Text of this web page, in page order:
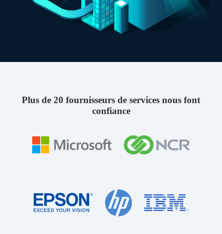
Plus de 20 fournisseurs de services nous font
confiance